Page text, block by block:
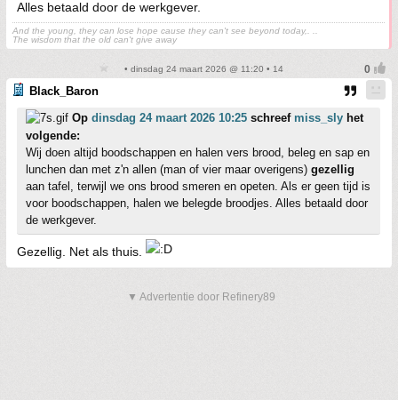
Alles betaald door de werkgever.
And the young, they can lose hope cause they can't see beyond today,. ..
The wisdom that the old can't give away
• dinsdag 24 maart 2026 @ 11:20 • 14
Black_Baron
Op dinsdag 24 maart 2026 10:25 schreef miss_sly het
volgende:
Wij doen altijd boodschappen en halen vers brood, beleg en sap en
lunchen dan met z'n allen (man of vier maar overigens) gezellig
aan tafel, terwijl we ons brood smeren en opeten. Als er geen tijd is
voor boodschappen, halen we belegde broodjes. Alles betaald door
de werkgever.
Gezellig. Net als thuis.
▼ Advertentie door Refinery89